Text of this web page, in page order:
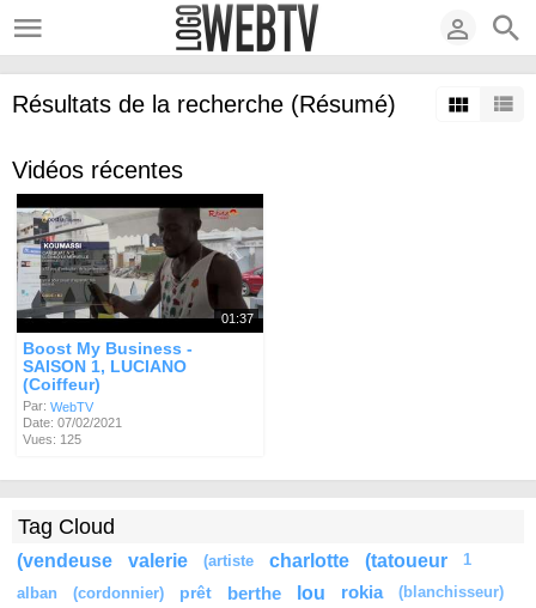
Résultats de la recherche (Résumé)
Vidéos récentes
01:37
Boost My Business -
SAISON 1, LUCIANO
(Coiffeur)
Par:WebTV
Date: 07/02/2021
Vues: 125
Tag Cloud
(vendeuse valerie (artiste charlotte (tatoueur 1
alban (cordonnier) prêt berthe lou rokia (blanchisseur)